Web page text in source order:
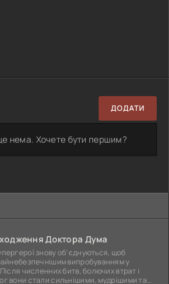
ДОДАТИ
нема. Хочете бути першим?
Доктора Дума
знову об'єднуються, щоб
випробуванням у
численних битв, болючих втрат і
вони стали сильнішими, мудрішими та